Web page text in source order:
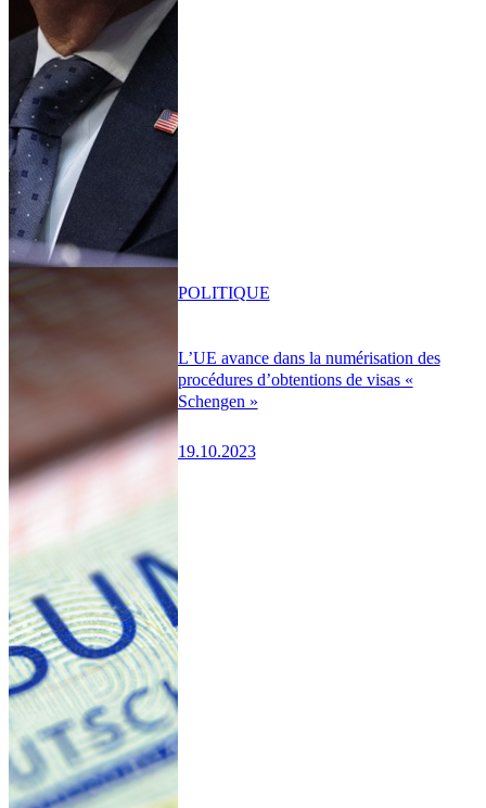
L’UE avance dans la numérisation des
procédures d’obtentions de visas «
Schengen »
19.10.2023
POLITIQUE